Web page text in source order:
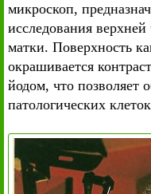
микроскоп,
исследования
матки. Поверхность
окрашивается
йодом, что позволяет
патологических